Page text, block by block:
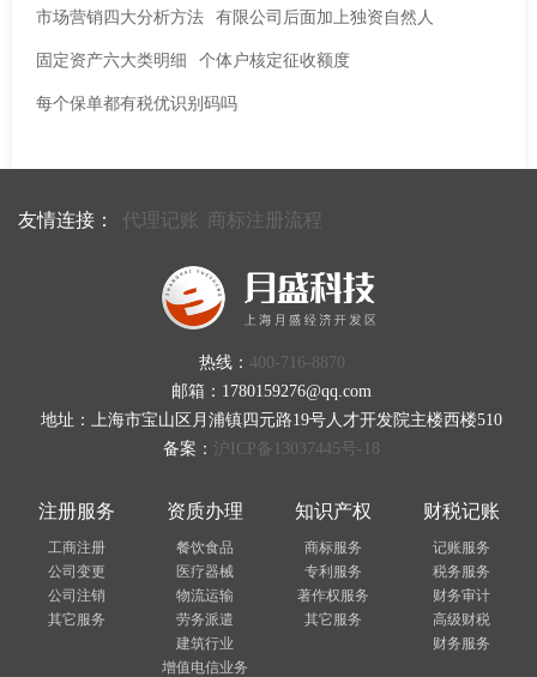
市场营销四大分析方法 有限公司后面加上独资自然人
固定资产六大类明细 个体户核定征收额度
每个保单都有税优识别码吗
友情连接： 代理记账 商标注册流程
热线： 400-716-8870
邮箱：1780159276@qq.com
地址：上海市宝山区月浦镇四元路19号人才开发院主楼西楼510
备案： 沪ICP备13037445号-18
注册服务
工商注册
公司变更
公司注销
其它服务
资质办理
餐饮食品
医疗器械
物流运输
劳务派遣
建筑行业
增值电信业务
知识产权
商标服务
专利服务
著作权服务
其它服务
财税记账
记账服务
税务服务
财务审计
高级财税
财务服务